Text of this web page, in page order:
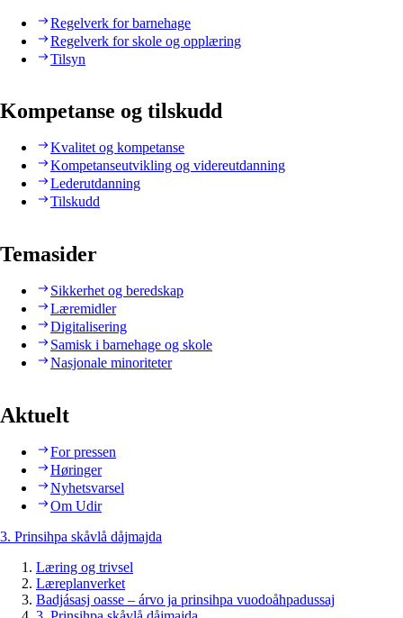
Regelverk for barnehage
Regelverk for skole og opplæring
Tilsyn
Kompetanse og tilskudd
Kvalitet og kompetanse
Kompetanseutvikling og videreutdanning
Lederutdanning
Tilskudd
Temasider
Sikkerhet og beredskap
Læremidler
Digitalisering
Samisk i barnehage og skole
Nasjonale minoriteter
Aktuelt
For pressen
Høringer
Nyhetsvarsel
Om Udir
3. Prinsihpa skåvlå dåjmajda
Læring og trivsel
Læreplanverket
Badjásasj oasse – árvo ja prinsihpa vuodoåhpadussaj